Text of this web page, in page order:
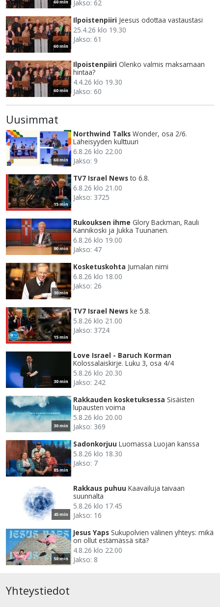
60 min Jakso: 62
60 min
Ilpoistenpiiri Jeesus odottaa vastaustasi
25.4.26 klo 19.30
Jakso: 61
60 min
Ilpoistenpiiri Olenko valmis maksamaan
hintaa?
4.4.26 klo 19.30
Jakso: 60
Uusimmat
60 min
Northwind Talks Wonder, osa 2/6.
Läheisyyden kulttuuri
6.8.26 klo 22.00
Jakso: 9
15 min
TV7 Israel News to 6.8.
6.8.26 klo 21.00
Jakso: 3725
90 min
Rukouksen ihme Glory Backman, Rauli
Kannikoski ja Jukka Tuunanen.
6.8.26 klo 19.00
Jakso: 47
30 min
Kosketuskohta Jumalan nimi
6.8.26 klo 18.00
Jakso: 26
15 min
TV7 Israel News ke 5.8.
5.8.26 klo 21.00
Jakso: 3724
30 min
Love Israel - Baruch Korman
Kolossalaiskirje. Luku 3, osa 4/4
5.8.26 klo 20.30
Jakso: 242
30 min
Rakkauden kosketuksessa Sisäisten
lupausten voima
5.8.26 klo 20.00
Jakso: 369
85 min
Sadonkorjuu Luomassa Luojan kanssa
5.8.26 klo 18.30
Jakso: 7
45 min
Rakkaus puhuu Kaavailuja taivaan
suunnalta
5.8.26 klo 17.45
Jakso: 16
50 min
Jesus Yaps Sukupolvien välinen yhteys: mikä
on ollut estämässä sitä?
4.8.26 klo 22.00
Jakso: 8
Yhteystiedot